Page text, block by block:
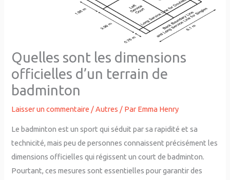
Quelles sont les dimensions
officielles d’un terrain de
badminton
Laisser un commentaire /Autres / Par Emma Henry
Le badminton est un sport qui séduit par sa rapidité et sa
technicité, mais peu de personnes connaissent précisément les
dimensions officielles qui régissent un court de badminton.
Pourtant, ces mesures sont essentielles pour garantir des